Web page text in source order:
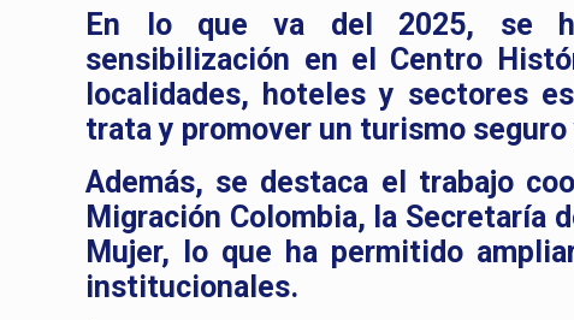
En lo que va del 2025, se
sensibilización en el Centro
localidades, hoteles y sectores
trata y promover un turismo
Además, se destaca el trabajo
Migración Colombia, la Secretaría
Mujer, lo que ha permitido
institucionales.